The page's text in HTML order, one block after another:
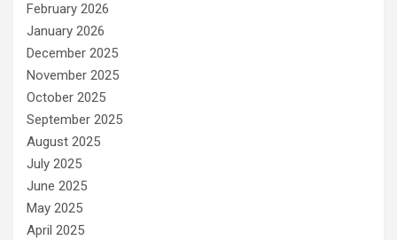
February 2026
January 2026
December 2025
November 2025
October 2025
September 2025
August 2025
July 2025
June 2025
May 2025
April 2025